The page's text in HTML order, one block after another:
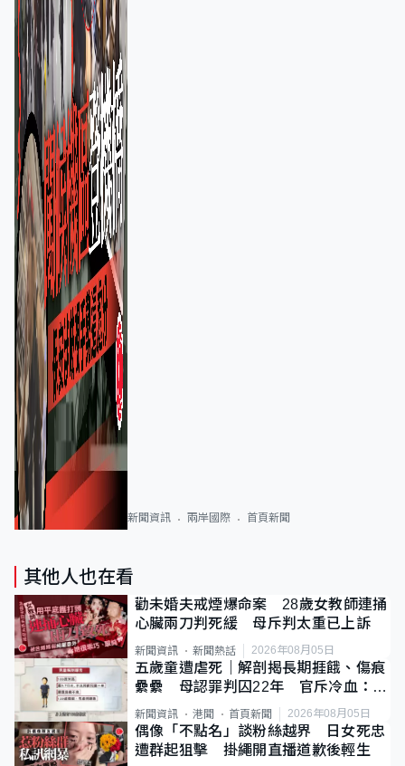
新聞資訊 兩岸國際 首頁新聞
其他人也在看
勸未婚夫戒煙爆命案 28歲女教師連捅
心臟兩刀判死緩 母斥判太重已上訴
新聞資訊 新聞熱話 2026年08月05日
五歲童遭虐死｜解剖揭長期捱餓、傷痕
纍纍 母認罪判囚22年 官斥冷血：同
類案最惡劣
新聞資訊 港聞 首頁新聞 2026年08月05日
偶像「不點名」談粉絲越界 日女死忠
遭群起狙擊 掛繩開直播道歉後輕生